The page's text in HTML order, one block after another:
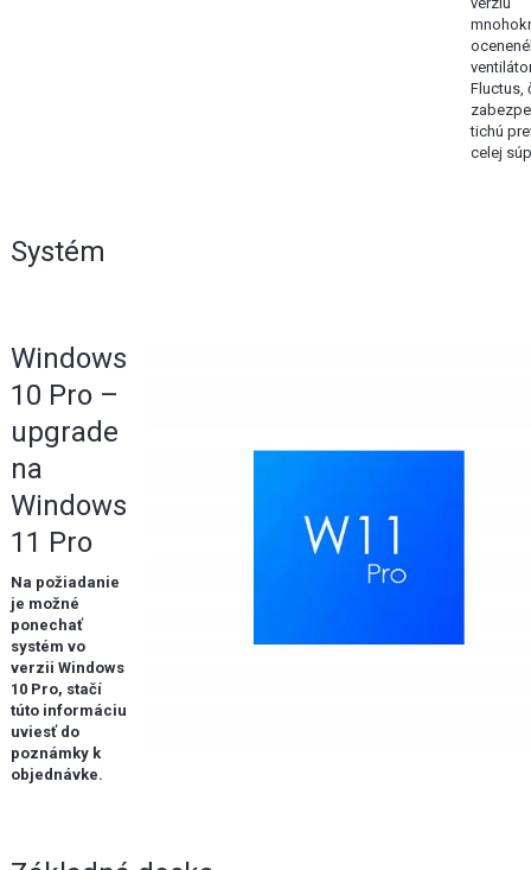
Fluctus,
tichú
celej
Systém
Windows
10 Pro –
upgrade
na
Windows
11 Pro
Na požiadanie
je možné
ponechať
systém vo
verzii Windows
10 Pro, stačí
túto informáciu
uviesť do
poznámky k
objednávke.